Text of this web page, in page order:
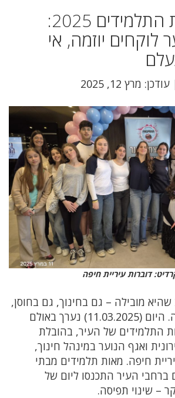
כנס מועצות התלמידים 2025:
לוקחים יוזמה, אי
מרץ 12, 2025
דוברות עיריית חיפה
מובילה – גם בחינוך, גם בחוסן,
ובעיקר בנוער שלה. היום (11.03.2025) נערך באולם
התלמידים של העיר, בהובלת
ואגף הנוער במינהל חינוך,
חיפה. מאות תלמידים מבתי
ברחבי העיר התכנסו ליום של
– שינוי תפיסה.